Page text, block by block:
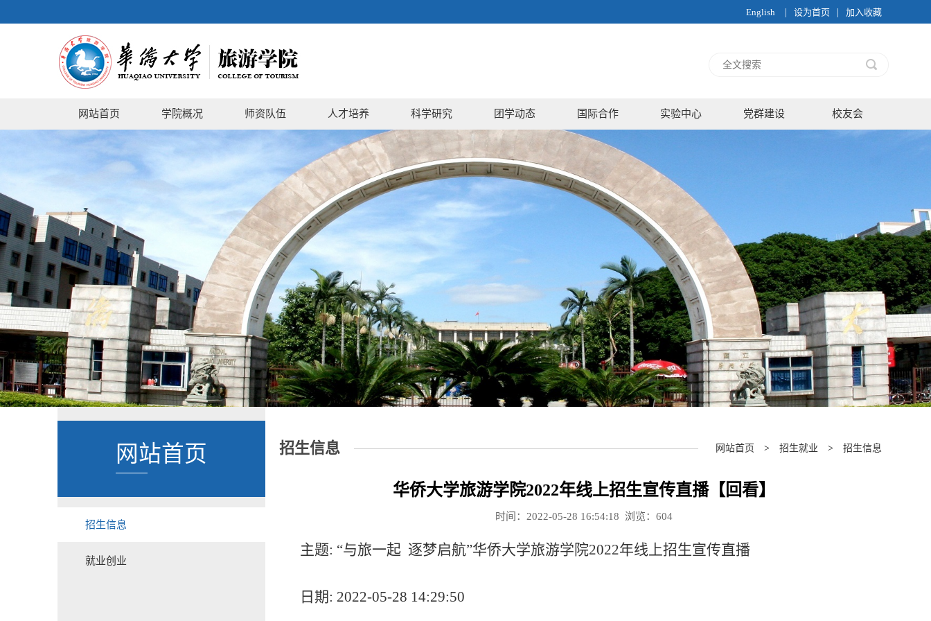
English | 设为首页 | 加入收藏
网站首页 学院概况 师资队伍 人才培养 科学研究 团学动态 国际合作 实验中心 党群建设 校友会
网站首页
招生信息
就业创业
招生信息 网站首页 > 招生就业 > 招生信息
华侨大学旅游学院2022年线上招生宣传直播【回看】
时间：2022-05-28 16:54:18 浏览： 604
主题: “与旅一起 逐梦启航”华侨大学旅游学院2022年线上招生宣传直播
日期: 2022-05-28 14:29:50